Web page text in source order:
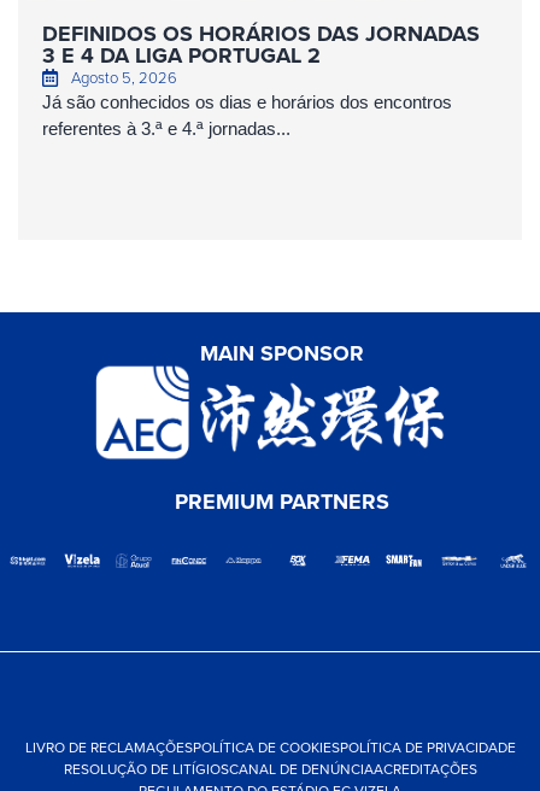
DEFINIDOS OS HORÁRIOS DAS JORNADAS
3 E 4 DA LIGA PORTUGAL 2
Agosto 5, 2026
Já são conhecidos os dias e horários dos encontros
referentes à 3.ª e 4.ª jornadas...
MAIN SPONSOR
PREMIUM PARTNERS
LIVRO DE RECLAMAÇÕESPOLÍTICA DE COOKIESPOLÍTICA DE PRIVACIDADE
RESOLUÇÃO DE LITÍGIOSCANAL DE DENÚNCIAACREDITAÇÕES